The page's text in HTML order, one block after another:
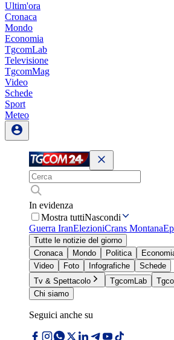
Ultim'ora
Cronaca
Mondo
Economia
TgcomLab
Televisione
TgcomMag
Video
Schede
Sport
Meteo
In evidenza
Mostra tuttiNascondi
Guerra IranElezioniCrans Montana
Tutte le notizie del giorno
Cronaca
Mondo Politica
Video
Foto Infografiche
Schede
Tv & Spettacolo
TgcomLab
Chi siamo
Seguici anche su